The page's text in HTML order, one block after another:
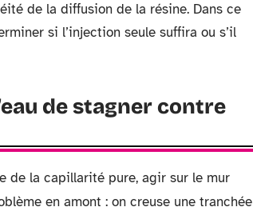
de la diffusion de la résine. Dans ce
si l’injection seule suffira ou s’il
de stagner contre
de la capillarité pure, agir sur le mur
en amont : on creuse une tranchée